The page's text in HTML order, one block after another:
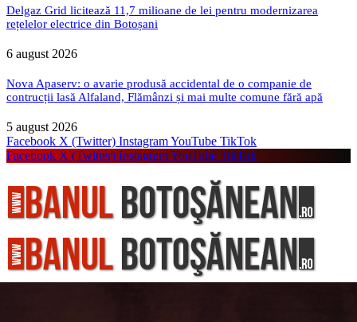
Delgaz Grid licitează 11,7 milioane de lei pentru modernizarea
rețelelor electrice din Botoșani
6 august 2026
Nova Apaserv: o avarie produsă accidental de o companie de
contrucții lasă Alfaland, Flămânzi și mai multe comune fără apă
5 august 2026
Facebook X (Twitter) InstagramYouTube TikTok
Facebook X (Twitter) InstagramYouTube TikTok